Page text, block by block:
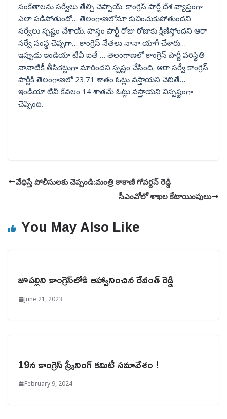
సంకేతాలను సర్వేలు తేల్చి చెప్పాయ్. కాంగ్రెస్ పార్టీ దేశ వ్యాప్తంగా
ఎలా పడిపోతుందో… తెలంగాణలోనూ కుచించుకుపోతుందని
సర్వేలు స్పష్టం చేశాయ్. హస్తం పార్టీ రోజు రోజుకు క్షీణిస్తోందని ఆరా
సర్వే సంస్థ చెప్పగా… కాంగ్రెస్ నేతలు నానా యాగీ చేశారు…
ఇప్పుడు ఇండియా టీవీ ఐతే … తెలంగాణలో కాంగ్రెస్ పార్టీ పరిస్థితి
నానాటికీ తీసికట్టుగా మారిందని స్పష్టం చేసింది. ఆరా సర్వే కాంగ్రెస్
పార్టీకి తెలంగాణలో 23.71 శాతం ఓట్లు వస్తాయని చెబితే…
ఇండియా టీవీ కేవలం 14 శాతమే ఓట్లు వస్తాయని విస్పష్టంగా
చెప్పింది.
వేధిస్తే పోలీసులకు చెప్పండి:మంత్రి కాకాణి గోవర్దన్ రెడ్డి
సీఎంవోలో శాఖల కేటాయింపులు
You May Also Like
జూపల్లిని కాంగ్రెస్‌లోకి ఆహ్వానించిన రేవంత్ రెడ్డి
June 21, 2023
19న కాంగ్రెస్ స్క్రీనింగ్ కమిటీ సమావేశం !
February 9, 2024